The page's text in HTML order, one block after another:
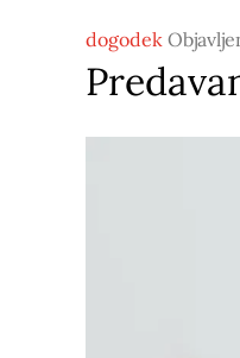
dogodek